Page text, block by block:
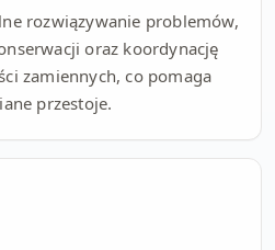
rozwiązywanie problemów,
oraz koordynację
zamiennych, co pomaga
przestoje.